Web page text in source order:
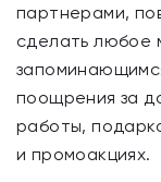
партнерами,
сделать любое
поощрения за
работы,
и промоакциях.